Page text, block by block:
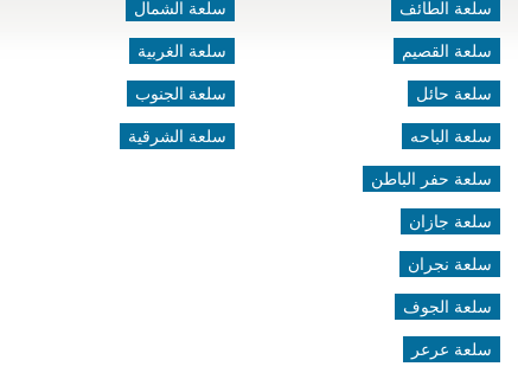
سلعة الطائف
سلعة القصيم
سلعة حائل
سلعة الباحه
سلعة حفر الباطن
سلعة جازان
سلعة نجران
سلعة الجوف
سلعة عرعر
سلعة الشمال
سلعة الغربية
سلعة الجنوب
سلعة الشرقية